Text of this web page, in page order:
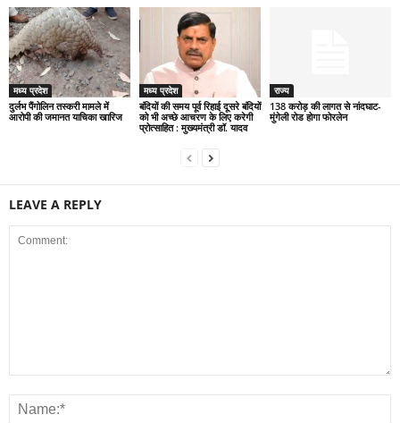
मध्य प्रदेश
दुर्लभ पैंगोलिन तस्करी मामले में
आरोपी की जमानत याचिका खारिज
मध्य प्रदेश
बंदियों की समय पूर्व रिहाई दूसरे बंदियों
को भी अच्छे आचरण के लिए करेगी
प्रोत्साहित : मुख्यमंत्री डॉ. यादव
राज्य
138 करोड़ की लागत से नांदघाट-
मुंगेली रोड होगा फोरलेन
LEAVE A REPLY